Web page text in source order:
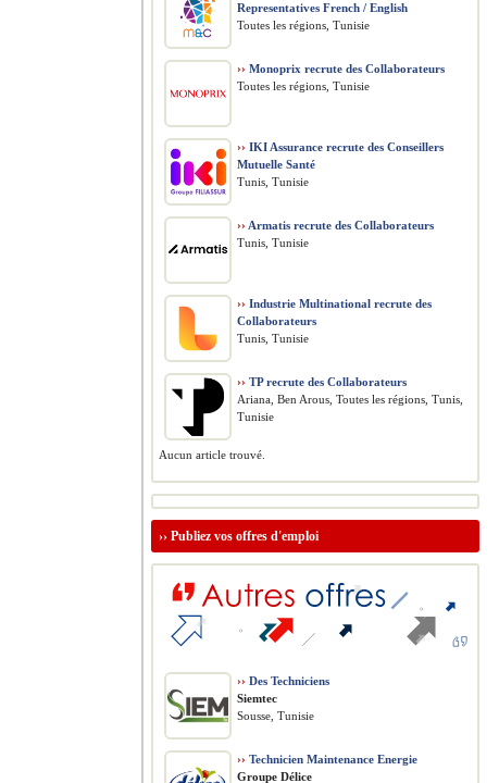
Representatives French / English
Toutes les régions, Tunisie
›› Monoprix recrute des Collaborateurs
Toutes les régions, Tunisie
›› IKI Assurance recrute des Conseillers
Mutuelle Santé
Tunis, Tunisie
›› Armatis recrute des Collaborateurs
Tunis, Tunisie
›› Industrie Multinational recrute des
Collaborateurs
Tunis, Tunisie
›› TP recrute des Collaborateurs
Ariana, Ben Arous, Toutes les régions, Tunis,
Tunisie
Aucun article trouvé.
›› Publiez vos offres d'emploi
›› Des Techniciens
Siemtec
Sousse, Tunisie
›› Technicien Maintenance Energie
Groupe Délice